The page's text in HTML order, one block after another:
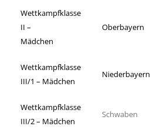
Wettkampfklasse
II –
Mädchen
Oberbayern
Wettkampfklasse
III/1 – Mädchen
Niederbayern
Wettkampfklasse
III/2 – Mädchen
Schwaben